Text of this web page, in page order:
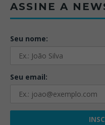
ASSINE A
Seu nome:
Seu email: